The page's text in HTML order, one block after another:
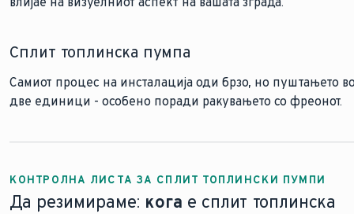
Сплит топлинска пумпа
Самиот процес на инсталација оди брзо, но пуштањето
две единици - особено поради ракувањето со фреонот.
КОНТРОЛНА ЛИСТА ЗА СПЛИТ ТОПЛИНСКИ ПУМПИ
Да резимираме: кога е сплит топлинска